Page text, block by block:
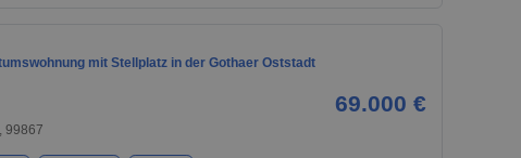
mit Stellplatz in der Gothaer Oststadt
69.000 €
99867